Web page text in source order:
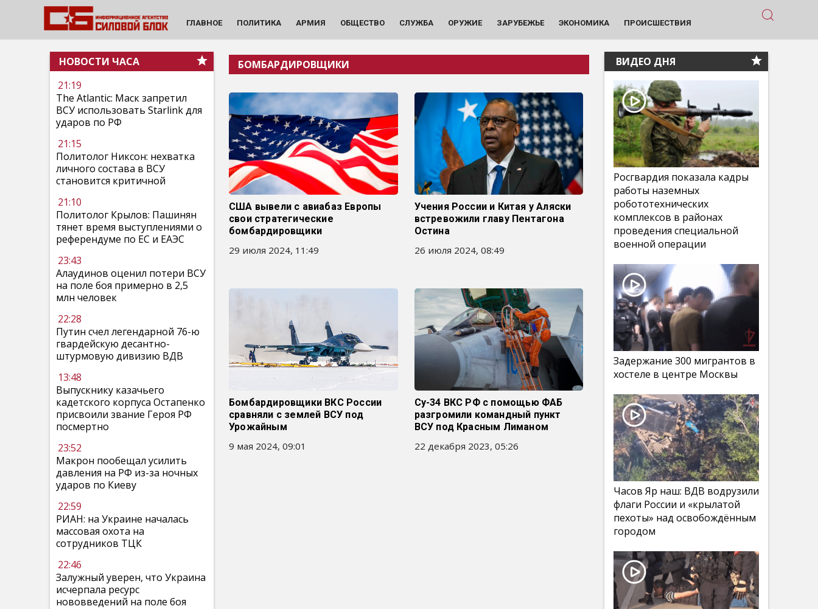
ГЛАВНОЕ ПОЛИТИКА АРМИЯ ОБЩЕСТВО СЛУЖБА ОРУЖИЕ ЗАРУБЕЖЬЕ ЭКОНОМИКА ПРОИСШЕСТВИЯ
НОВОСТИ ЧАСА
21:19
The Atlantic: Маск запретил
ВСУ использовать Starlink для
ударов по РФ
21:15
Политолог Никсон: нехватка
личного состава в ВСУ
становится критичной
21:10
Политолог Крылов: Пашинян
тянет время выступлениями о
референдуме по ЕС и ЕАЭС
23:43
Алаудинов оценил потери ВСУ
на поле боя примерно в 2,5
млн человек
22:28
Путин счел легендарной 76-ю
гвардейскую десантно-
штурмовую дивизию ВДВ
13:48
Выпускнику казачьего
кадетского корпуса Остапенко
присвоили звание Героя РФ
посмертно
23:52
Макрон пообещал усилить
давления на РФ из-за ночных
ударов по Киеву
22:59
РИАН: на Украине началась
массовая охота на
сотрудников ТЦК
22:46
Залужный уверен, что Украина
исчерпала ресурс
нововведений на поле боя
БОМБАРДИРОВЩИКИ
США вывели с авиабаз Европы
свои стратегические
бомбардировщики
29 июля 2024, 11:49
Учения России и Китая у Аляски
встревожили главу Пентагона
Остина
26 июля 2024, 08:49
Бомбардировщики ВКС России
сравняли с землей ВСУ под
Урожайным
9 мая 2024, 09:01
Су-34 ВКС РФ с помощью ФАБ
разгромили командный пункт
ВСУ под Красным Лиманом
22 декабря 2023, 05:26
ВИДЕО ДНЯ
Росгвардия показала кадры
работы наземных
робототехнических
комплексов в районах
проведения специальной
военной операции
Задержание 300 мигрантов в
хостеле в центре Москвы
Часов Яр наш: ВДВ водрузили
флаги России и «крылатой
пехоты» над освобождённым
городом